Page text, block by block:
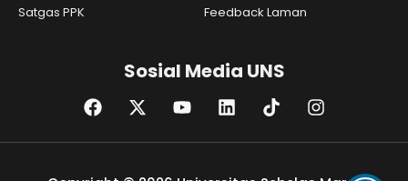
Satgas PPK
Feedback Laman
Sosial Media UNS